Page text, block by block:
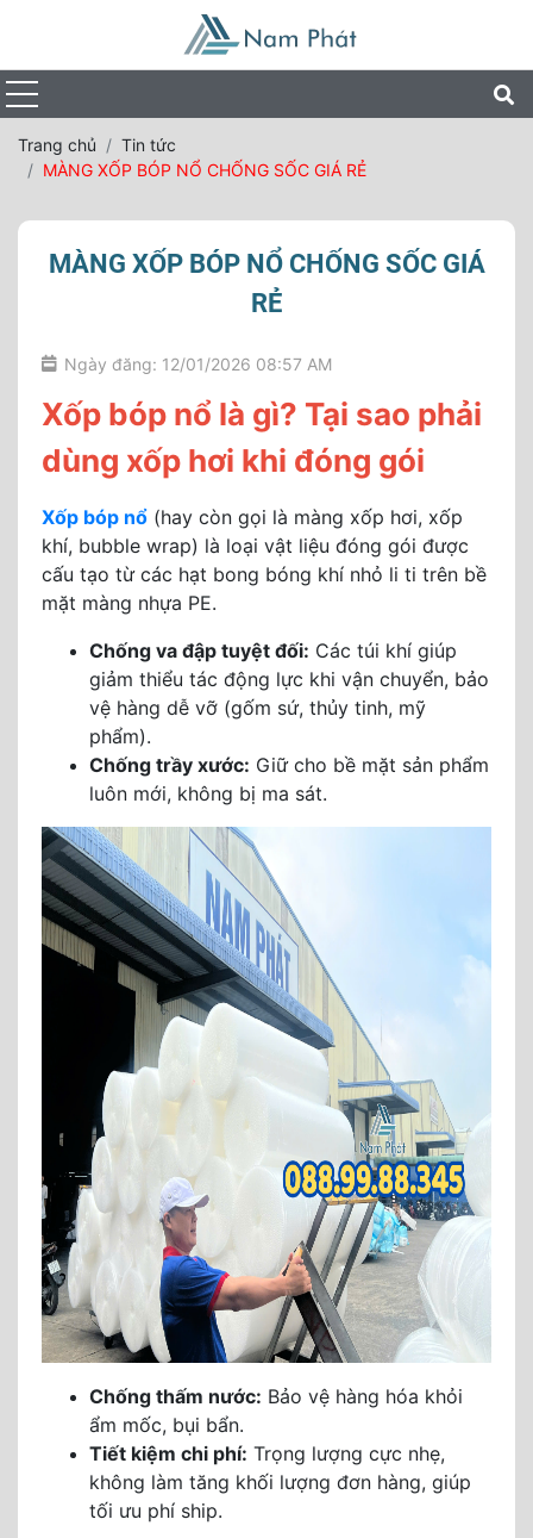
Trang chủ
Tin tức
MÀNG XỐP BÓP NỔ CHỐNG SỐC GIÁ RẺ
MÀNG XỐP BÓP NỔ CHỐNG SỐC GIÁ
RẺ
Ngày đăng: 12/01/2026 08:57 AM
Xốp bóp nổ là gì? Tại sao phải
dùng xốp hơi khi đóng gói
Xốp bóp nổ (hay còn gọi là màng xốp hơi, xốp
khí, bubble wrap) là loại vật liệu đóng gói được
cấu tạo từ các hạt bong bóng khí nhỏ li ti trên bề
mặt màng nhựa PE.
Chống va đập tuyệt đối: Các túi khí giúp
giảm thiểu tác động lực khi vận chuyển, bảo
vệ hàng dễ vỡ (gốm sứ, thủy tinh, mỹ
phẩm).
Chống trầy xước: Giữ cho bề mặt sản phẩm
luôn mới, không bị ma sát.
Chống thấm nước: Bảo vệ hàng hóa khỏi
ẩm mốc, bụi bẩn.
Tiết kiệm chi phí: Trọng lượng cực nhẹ,
không làm tăng khối lượng đơn hàng, giúp
tối ưu phí ship.